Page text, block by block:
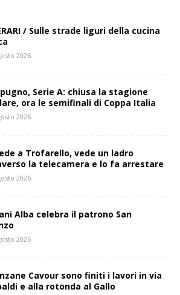
/ Sulle strade liguri della cucina
2026
Serie A: chiusa la stagione
ora le semifinali di Coppa Italia
2026
a Trofarello, vede un ladro
la telecamera e lo fa arrestare
2026
Alba celebra il patrono San
2026
Cavour sono finiti i lavori in via
e alla rotonda al Gallo